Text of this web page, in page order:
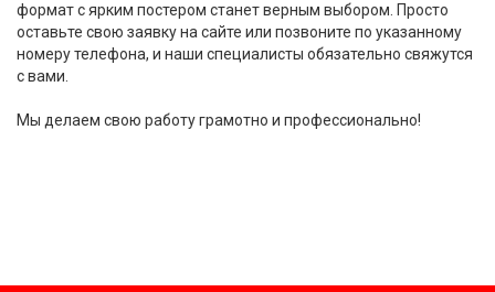
формат с ярким постером станет верным выбором. Просто
оставьте свою заявку на сайте или позвоните по указанному
номеру телефона, и наши специалисты обязательно свяжутся
с вами.
Мы делаем свою работу грамотно и профессионально!